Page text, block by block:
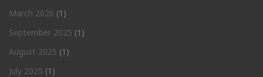
March 2026 (1)
September 2025 (1)
August 2025 (1)
July 2025 (1)